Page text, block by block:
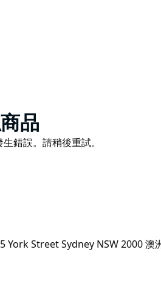
品
錯誤。請稍後重試。
York Street Sydney NSW 2000 澳